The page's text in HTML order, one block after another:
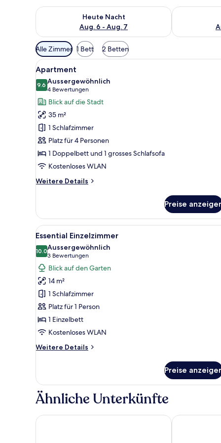
Heute Nacht
Aug. 6 - Aug. 7
Überprüfe die Verfügbarkeit für heute Nacht, Aug. 6
Überprüfe
Verfügbare
Filter
für
Zimmer
Alle Zimmer 1 Bett 2 Betten
Alle
Fotos
für
Apartment
anzeigen
Ein Hotelzimmer mit Bett,
8
Apartment
9.69.6 von 10
Aussergewöhnlich
4 Bewertungen
(4
Bewertungen)
Blick auf die Stadt
35 m²
1 Schlafzimmer
Platz für 4 Personen
1 Doppelbett und 1 grosses Schlafsofa
Kostenloses WLAN
Weitere Details
Weitere
Preise
Alle
Fotos
für
Essential
Einzelzimmer
anzeigen
Ein modernes Hotelzimmer
1
Essential Einzelzimmer
10.010.0 von 10
Aussergewöhnlich
3 Bewertungen
(3
Bewertungen)
Blick auf den Garten
14 m²
1 Schlafzimmer
Platz für 1 Person
1 Einzelbett
Kostenloses WLAN
Weitere Details
Weitere
Einzelzimmer
Preise
Ähnliche Unterkünfte
HYPERION Hotel Basel Radisson Blu